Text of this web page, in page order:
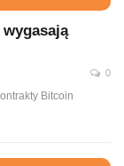
0
Bitcoin